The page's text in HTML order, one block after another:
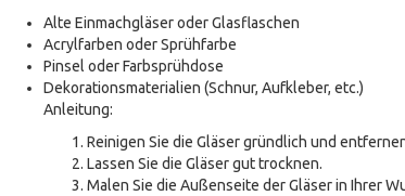
Alte Einmachgläser oder Glasflaschen
Acrylfarben oder Sprühfarbe
Pinsel oder Farbsprühdose
Dekorationsmaterialien (Schnur, Aufkleber, etc.)
Anleitung:
Reinigen Sie die Gläser gründlich und
Lassen Sie die Gläser gut trocknen.
Malen Sie die Außenseite der Gläser in Ihrer